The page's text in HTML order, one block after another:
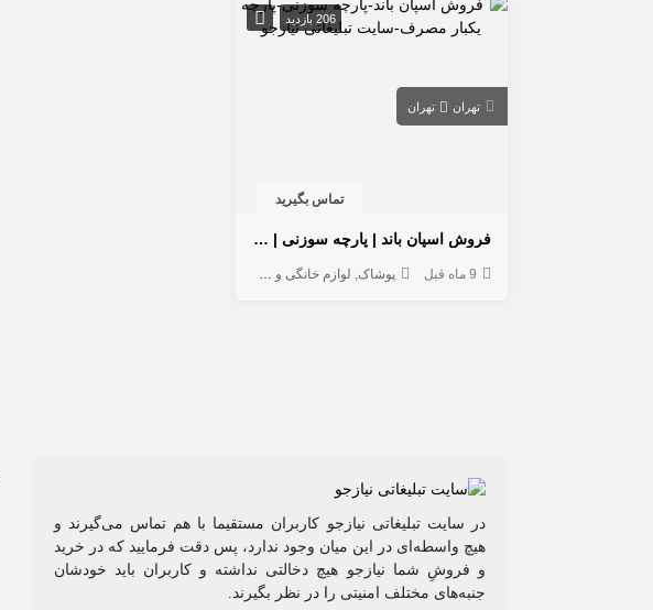
206 بازدید
تهران تهران
تماس بگیرید
فروش اسپان باند | پارچه سوزنی | پارچه یکبار مصرف
9 ماه قبل پوشاک لوازم خانگی و شخصی
در سایت تبلیغاتی نیازجو کاربران مستقیما با هم تماس می‌گیرند و
هیچ واسطه‌ای در این میان وجود ندارد، پس دقت فرمایید که در خرید
و فروشِ شما نیازجو هیچ دخالتی نداشته و کاربران باید خودشان
جنبه‌های مختلف امنیتی را در نظر بگیرند.